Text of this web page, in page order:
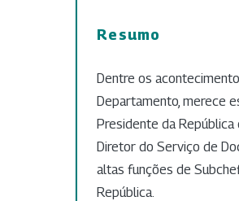
Resumo
Dentre os
Departamento, merece
Presidente da República
Diretor do Serviço de
altas funções de
República.